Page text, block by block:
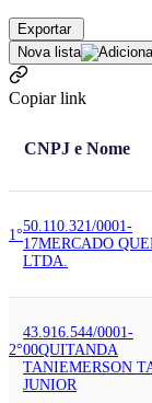
Exportar
Nova lista
Copiar link
CNPJ e Nome
1°
50.110.321/0001-
17MERCADO
LTDA.
2°
43.916.544/0001-
00QUITANDA
TANIEMERSON
JUNIOR